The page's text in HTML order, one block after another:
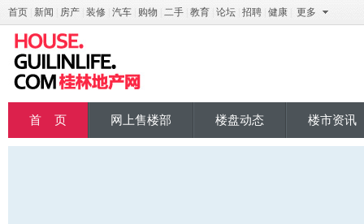
首页 新闻 房产 装修 汽车 购物 二手 教育 论坛 招聘 健康 更多
首 页 网上售楼部 楼盘动态 楼市资讯